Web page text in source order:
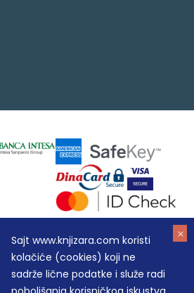
Sajt www.knjizara.com koristi
kolačiće (cookies) koji ne
sadrže lične podatke i služe radi
- MAKART DOO BEOGRAD
PIB: 105184104, MB: 20337524